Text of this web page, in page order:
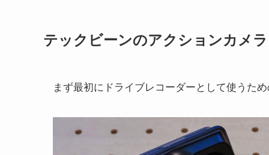
テックビーンのアクションカメ
まず最初にドライブレコーダーとして使うた